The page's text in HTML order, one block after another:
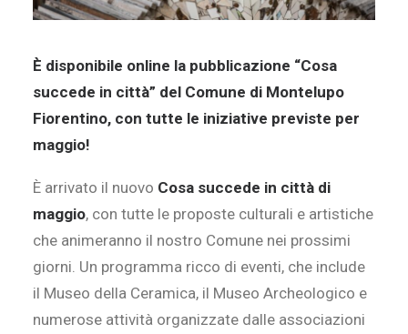
È disponibile online la pubblicazione “Cosa
succede in città” del Comune di Montelupo
Fiorentino, con tutte le iniziative previste per
maggio!
È arrivato il nuovo Cosa succede in città di
maggio, con tutte le proposte culturali e artistiche
che animeranno il nostro Comune nei prossimi
giorni. Un programma ricco di eventi, che include
il Museo della Ceramica, il Museo Archeologico e
numerose attività organizzate dalle associazioni